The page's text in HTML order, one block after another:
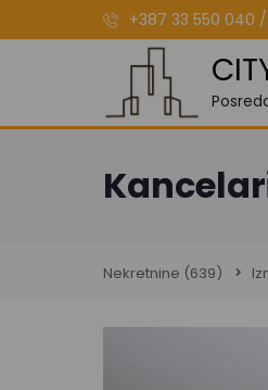
+387 33 550 040
Nekretnine (639)